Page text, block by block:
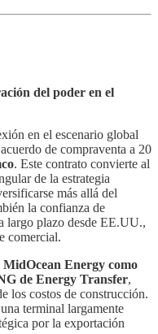
del poder en el
en el escenario global
de compraventa a 20
. Este contrato convierte al
de la estrategia
más allá del
la confianza de
largo plazo desde EE.UU.,
comercial.
MidOcean Energy como
de Energy Transfer,
los costos de construcción.
terminal largamente
por la exportación